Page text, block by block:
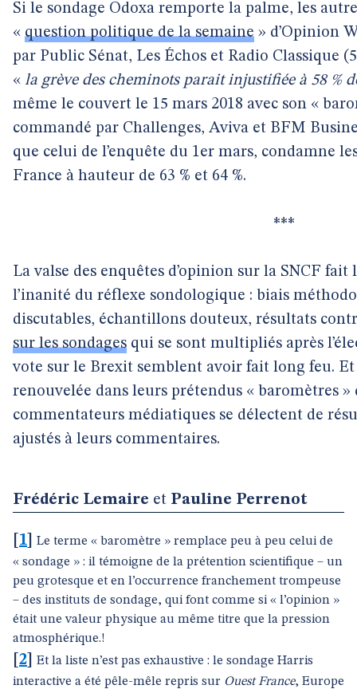
Si le sondage Odoxa remporte la palme, les
« question politique de la semaine » d’Opinion
par Public Sénat, Les Échos et Radio Classique
« la grève des cheminots parait injustifiée à 58 %
même le couvert le 15 mars 2018 avec son «
commandé par Challenges, Aviva et BFM
que celui de l’enquête du 1er mars, condamne
France à hauteur de 63 % et 64 %.
***
La valse des enquêtes d’opinion sur la SNCF
l’inanité du réflexe sondologique : biais
discutables, échantillons douteux, résultats
sur les sondages qui se sont multipliés après
vote sur le Brexit semblent avoir fait long feu. Et
renouvelée dans leurs prétendus « baromètres »
commentateurs médiatiques se délectent de
ajustés à leurs commentaires.
Frédéric Lemaire et Pauline Perrenot
1
Le terme « baromètre » remplace peu à peu celui de
« sondage » : il témoigne de la prétention scientifique – un
peu grotesque et en l’occurrence franchement trompeuse
– des instituts de sondage, qui font comme si « l’opinion »
était une valeur physique au même titre que la pression
atmosphérique.!
2
Et la liste n’est pas exhaustive : le sondage Harris
interactive a été pêle-mêle repris sur Ouest France, Europe